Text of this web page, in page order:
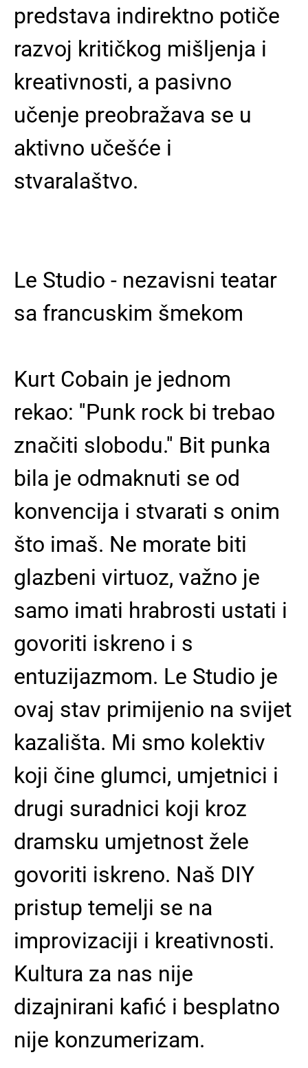
predstava indirektno potiče
razvoj kritičkog mišljenja i
kreativnosti, a pasivno
učenje preobražava se u
aktivno učešće i
stvaralaštvo.
Le Studio - nezavisni teatar
sa francuskim šmekom
Kurt Cobain je jednom
rekao: ''Punk rock bi trebao
značiti slobodu.'' Bit punka
bila je odmaknuti se od
konvencija i stvarati s onim
što imaš. Ne morate biti
glazbeni virtuoz, važno je
samo imati hrabrosti ustati i
govoriti iskreno i s
entuzijazmom. Le Studio je
ovaj stav primijenio na svijet
kazališta. Mi smo kolektiv
koji čine glumci, umjetnici i
drugi suradnici koji kroz
dramsku umjetnost žele
govoriti iskreno. Naš DIY
pristup temelji se na
improvizaciji i kreativnosti.
Kultura za nas nije
dizajnirani kafić i besplatno
nije konzumerizam.